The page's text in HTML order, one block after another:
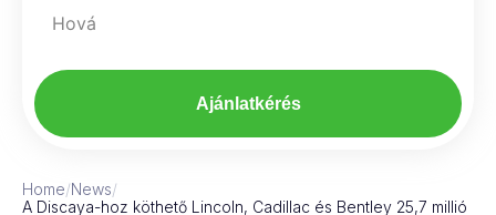
Hová
Ajánlatkérés
Home/News/
A Discaya-hoz köthető Lincoln, Cadillac és Bentley 25,7 millió